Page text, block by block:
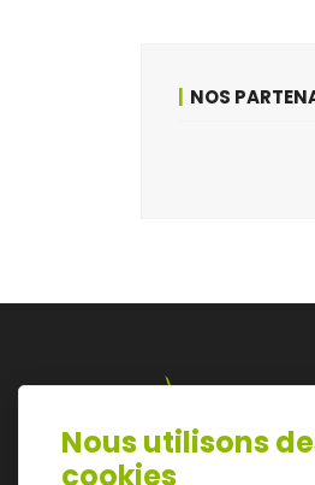
NOS
Lazarijstraat 168
3500 Hasselt
Nous utilisons
cookies